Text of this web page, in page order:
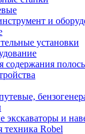
и
установки
содержания
и
техника Robel